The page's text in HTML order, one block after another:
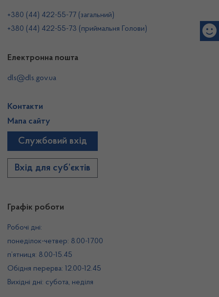
Графік роботи
Робочі дні:
понеділок-четвер: 8.00-17.00
п’ятниця: 8.00-15.45
Обідня перерва: 12.00-12.45
Вихідні дні: субота, неділя
+380 (44) 422-55-77 (загальний)
+380 (44) 422-55-73 (приймальня Голови)
Електронна пошта
dls@dls.gov.ua
Контакти
Мапа сайту
Службовий вхід
Вхід для суб’єктів